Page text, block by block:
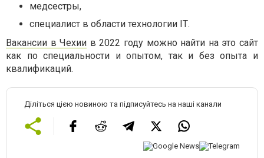
медсестры,
специалист в области технологии IТ.
Вакансии в Чехии в 2022 году можно найти на это сайт
как по специальности и опытом, так и без опыта и
квалификаций.
Діліться цією новиною та підписуйтесь на наші канали